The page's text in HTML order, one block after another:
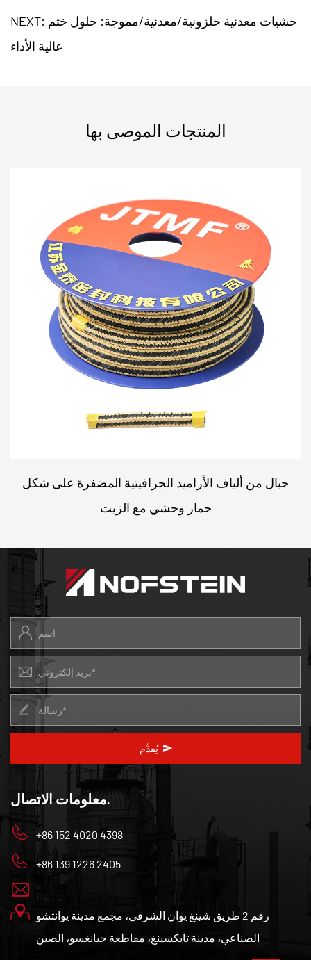
NEXT: حشيات معدنية حلزونية/معدنية/مموجة: حلول ختم
عالية الأداء
المنتجات الموصى بها
حبال من ألياف الأراميد الجرافيتية المضفرة على شكل
حمار وحشي مع الزيت
يُقدِّم
معلومات الاتصال.
+86 152 4020 4398
+86 139 1226 2405
رقم 2 طريق شينغ يوان الشرقي، مجمع مدينة يوانتشو
الصناعي، مدينة تايكسينغ، مقاطعة جيانغسو، الصين